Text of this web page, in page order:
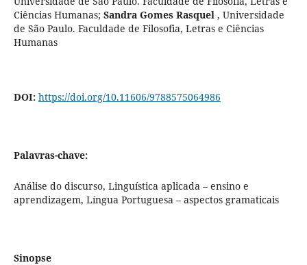
Ciências Humanas; Sandra Gomes Rasquel , Universidade
de São Paulo. Faculdade de Filosofia, Letras e Ciências
Humanas
DOI: https://doi.org/10.11606/9788575064986
Palavras-chave:
Análise do discurso, Linguística aplicada – ensino e
aprendizagem, Língua Portuguesa – aspectos gramaticais
Sinopse